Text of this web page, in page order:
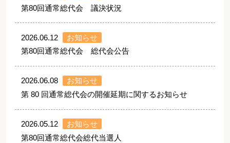
第80回通常総代会 議決状況
2026.06.12
お知らせ
第80回通常総代会 総代会公告
2026.06.08
お知らせ
第 80 回通常総代会の開催延期に関するお知らせ
2026.05.12
お知らせ
第80回通常総代会総代当選人